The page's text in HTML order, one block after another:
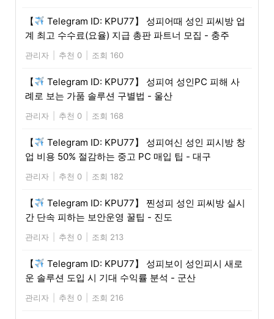
【
Telegram ID: KPU77】 성피어때 성인 피씨방 업
계 최고 수수료(요율) 지급 총판 파트너 모집 - 충주
관리자 추천 0 조회 160
【
Telegram ID: KPU77】 성피여 성인PC 피해 사
례로 보는 가품 솔루션 구별법 - 울산
관리자 추천 0 조회 168
【
Telegram ID: KPU77】 성피여신 성인 피시방 창
업 비용 50% 절감하는 중고 PC 매입 팁 - 대구
관리자 추천 0 조회 182
【
Telegram ID: KPU77】 찐성피 성인 피씨방 실시
간 단속 피하는 보안운영 꿀팁 - 진도
관리자 추천 0 조회 213
【
Telegram ID: KPU77】 성피보이 성인피시 새로
운 솔루션 도입 시 기대 수익률 분석 - 군산
관리자 추천 0 조회 216